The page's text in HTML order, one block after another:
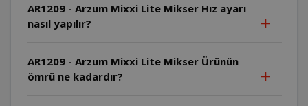
AR1209 - Arzum Mixxi Lite Mikser Hız ayarı
nasıl yapılır?
AR1209 - Arzum Mixxi Lite Mikser Ürünün
ömrü ne kadardır?